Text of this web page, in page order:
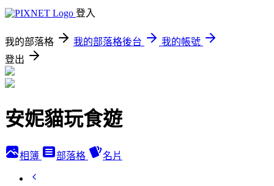
登入
我的部落格 我的部落格後台
我的帳號
登出
安妮貓玩食遊
相簿 部落格 名片